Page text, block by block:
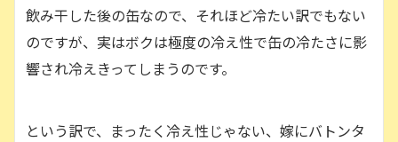
飲み干した後の缶なので、それほど冷たい訳でもない
のですが、実はボクは極度の冷え性で缶の冷たさに影
響され冷えきってしまうのです。
という訳で、まったく冷え性じゃない、嫁にバトンタ